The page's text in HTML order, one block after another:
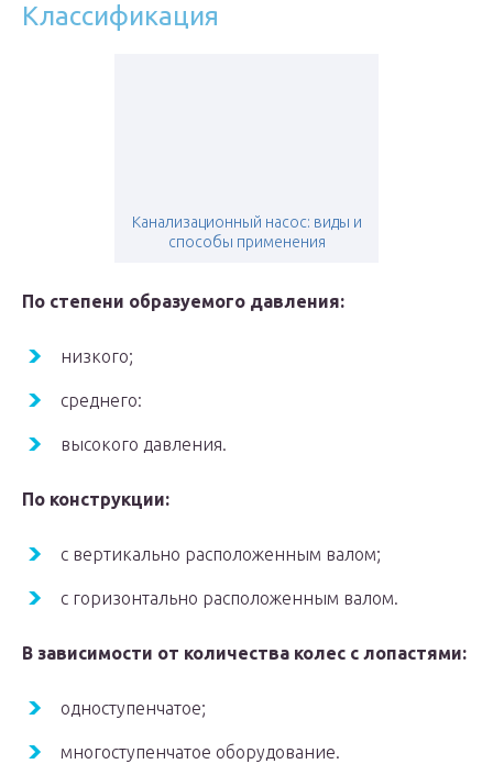
Классификация
Канализационный насос: виды и
способы применения
По степени образуемого давления:
низкого;
среднего:
высокого давления.
По конструкции:
с вертикально расположенным валом;
с горизонтально расположенным валом.
В зависимости от количества колес с лопастями:
одноступенчатое;
многоступенчатое оборудование.